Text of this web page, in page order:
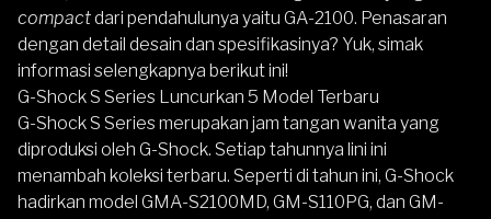
compactdari pendahulunya yaitu GA-2100. Penasaran
dengan detail desain dan spesifikasinya? Yuk, simak
informasi selengkapnya berikut ini!
G-Shock S Series Luncurkan 5 Model Terbaru
G-Shock S Seriesmerupakan jam tangan wanita yang
diproduksi oleh G-Shock. Setiap tahunnya lini ini
menambah koleksi terbaru. Seperti di tahun ini, G-Shock
hadirkan model GMA-S2100MD, GM-S110PG, dan GM-